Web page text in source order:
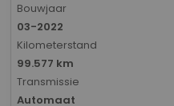
Bouwjaar
03-2022
Kilometerstand
99.577 km
Transmissie
Automaat